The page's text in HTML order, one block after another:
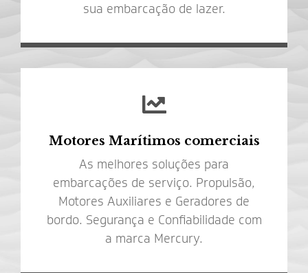
sua embarcação de lazer.
Motores Marítimos comerciais
As melhores soluções para
embarcações de serviço. Propulsão,
Motores Auxiliares e Geradores de
bordo. Segurança e Confiabilidade com
a marca Mercury.